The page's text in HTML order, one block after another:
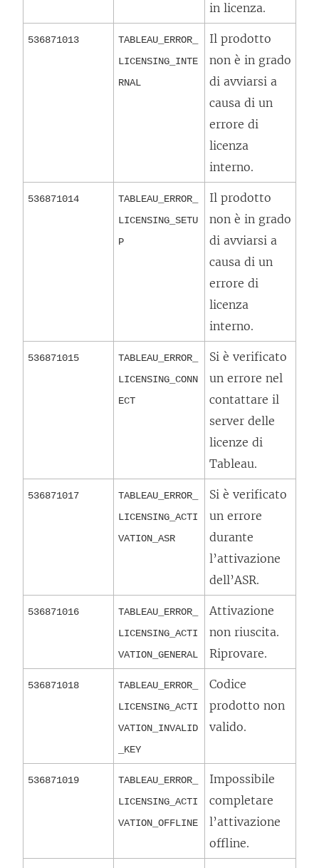
in licenza.
536871013
TABLEAU_ERROR_
LICENSING_INTE
RNAL
Il prodotto
non è in grado
di avviarsi a
causa di un
errore di
licenza
interno.
536871014
TABLEAU_ERROR_
LICENSING_SETU
P
Il prodotto
non è in grado
di avviarsi a
causa di un
errore di
licenza
interno.
536871015
TABLEAU_ERROR_
LICENSING_CONN
ECT
Si è verificato
un errore nel
contattare il
server delle
licenze di
Tableau.
536871017
TABLEAU_ERROR_
LICENSING_ACTI
VATION_ASR
Si è verificato
un errore
durante
l’attivazione
dell’ASR.
536871016
TABLEAU_ERROR_
LICENSING_ACTI
VATION_GENERAL
Attivazione
non riuscita.
Riprovare.
536871018
TABLEAU_ERROR_
LICENSING_ACTI
VATION_INVALID
_KEY
Codice
prodotto non
valido.
536871019
TABLEAU_ERROR_
LICENSING_ACTI
VATION_OFFLINE
Impossibile
completare
l’attivazione
offline.